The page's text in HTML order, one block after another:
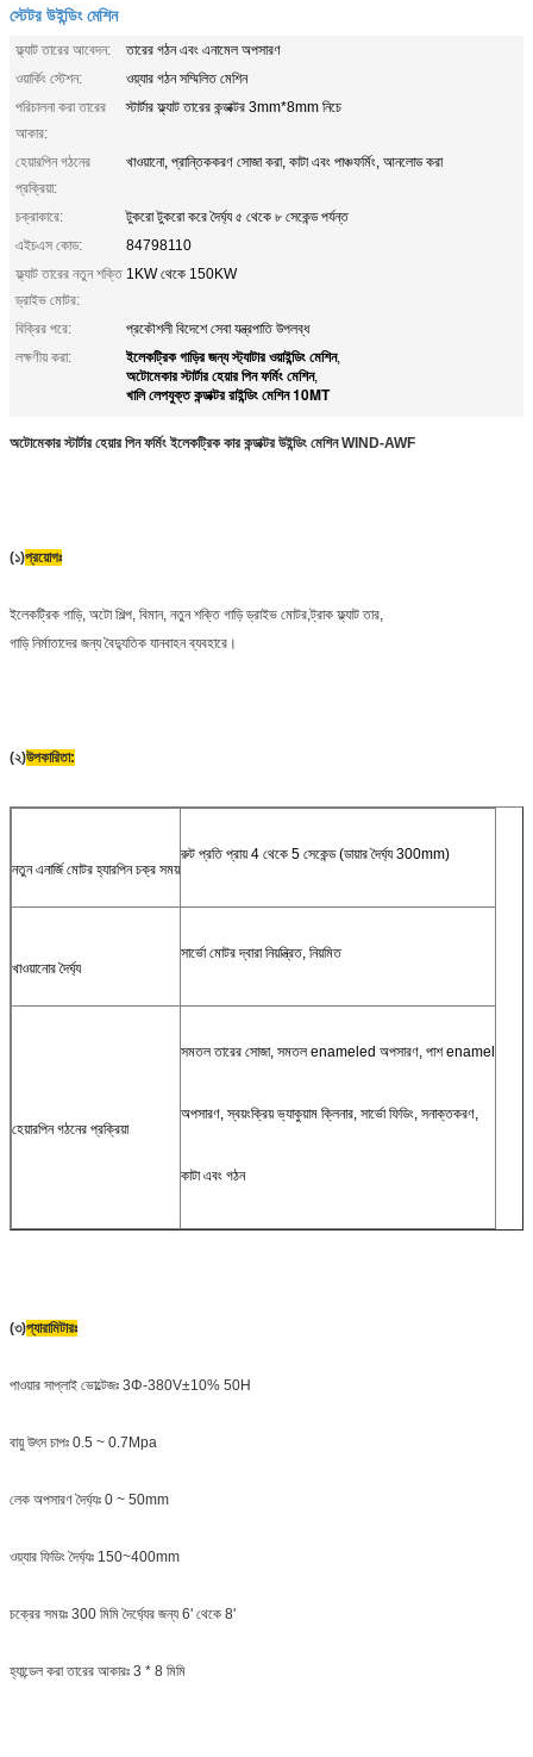
স্টেটর উইন্ডিং মেশিন
ফ্ল্যাট তারের আবেদন:
তারের গঠন এবং এনামেল অপসারণ
ওয়ার্কিং স্টেশন:
ওয়্যার গঠন সম্মিলিত মেশিন
পরিচালনা করা তারের
আকার:
স্টার্টার ফ্ল্যাট তারের কন্ডাক্টর 3mm*8mm নিচে
হেয়ারপিন গঠনের
প্রক্রিয়া:
খাওয়ানো, প্রান্তিককরণ সোজা করা, কাটা এবং পাঞ্চফর্মিং, আনলোড করা
চক্রাকারে:
টুকরো টুকরো করে দৈর্ঘ্য ৫ থেকে ৮ সেকেন্ড পর্যন্ত
এইচএস কোড:
84798110
ফ্ল্যাট তারের নতুন শক্তি
ড্রাইভ মোটর:
1KW থেকে 150KW
বিক্রির পরে:
প্রকৌশলী বিদেশে সেবা যন্ত্রপাতি উপলব্ধ
লক্ষণীয় করা:
ইলেকট্রিক গাড়ির জন্য স্ট্যাটার ওয়াইন্ডিং মেশিন,
অটোমেকার স্টার্টার হেয়ার পিন ফর্মিং মেশিন,
খালি লেপযুক্ত কন্ডাক্টর রাইন্ডিং মেশিন 10MT
অটোমেকার স্টার্টার হেয়ার পিন ফর্মিং ইলেকট্রিক কার কন্ডাক্টর উইন্ডিং মেশিন WIND-AWF
(১)প্রয়োগঃ
ইলেকট্রিক গাড়ি, অটো শিল্প, বিমান, নতুন শক্তি গাড়ি ড্রাইভ মোটর,ট্রাক ফ্ল্যাট তার,
গাড়ি নির্মাতাদের জন্য বৈদ্যুতিক যানবাহন ব্যবহারে।
(২)উপকারিতা:
নতুন এনার্জি মোটর হ্যারপিন চক্র সময়
রুট প্রতি প্রায় 4 থেকে 5 সেকেন্ড (ডায়ার দৈর্ঘ্য 300mm)
খাওয়ানোর দৈর্ঘ্য
সার্ভো মোটর দ্বারা নিয়ন্ত্রিত, নিয়মিত
হেয়ারপিন গঠনের প্রক্রিয়া
সমতল তারের সোজা, সমতল enameled অপসারণ, পাশ enamel
অপসারণ, স্বয়ংক্রিয় ভ্যাকুয়াম ক্লিনার, সার্ভো ফিডিং, সনাক্তকরণ,
কাটা এবং গঠন
(৩)প্যারামিটারঃ
পাওয়ার সাপ্লাই ভোল্টেজঃ 3Φ-380V±10% 50H
বায়ু উৎস চাপঃ 0.5 ~ 0.7Mpa
লেক অপসারণ দৈর্ঘ্যঃ 0 ~ 50mm
ওয়্যার ফিডিং দৈর্ঘ্যঃ 150~400mm
চক্রের সময়ঃ 300 মিমি দৈর্ঘ্যের জন্য 6' থেকে 8'
হ্যান্ডেল করা তারের আকারঃ 3 * 8 মিমি